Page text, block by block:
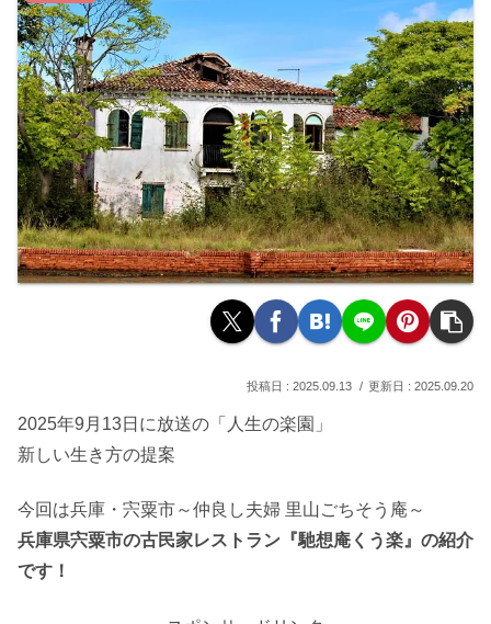
2025.09.13 2025.09.20
2025年9月13日に放送の「人生の楽園」
新しい生き方の提案
今回は兵庫・宍粟市～仲良し夫婦 里山ごちそう庵～
兵庫県宍粟市の古民家レストラン『馳想庵くう楽』の紹介
です！